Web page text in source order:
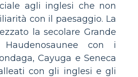
agli inglesi che non
con il paesaggio. La
la secolare Grande
con i
Cayuga e Seneca
con gli inglesi e gli